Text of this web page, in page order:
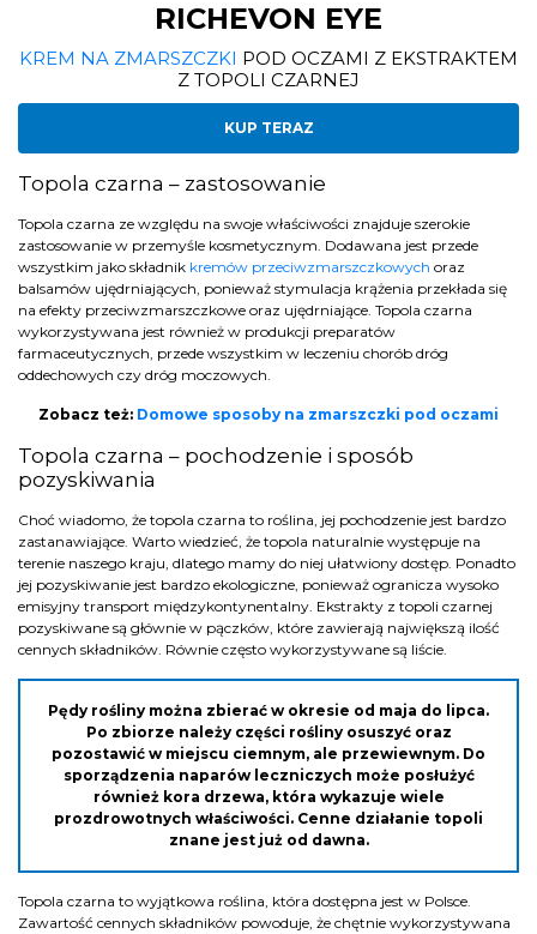
RICHEVON EYE
KREM NA ZMARSZCZKI POD OCZAMI Z EKSTRAKTEM
Z TOPOLI CZARNEJ
KUP TERAZ
Topola czarna – zastosowanie
Topola czarna ze względu na swoje właściwości znajduje szerokie
zastosowanie w przemyśle kosmetycznym. Dodawana jest przede
wszystkim jako składnik kremów przeciwzmarszczkowych oraz
balsamów ujędrniających, ponieważ stymulacja krążenia przekłada się
na efekty przeciwzmarszczkowe oraz ujędrniające. Topola czarna
wykorzystywana jest również w produkcji preparatów
farmaceutycznych, przede wszystkim w leczeniu chorób dróg
oddechowych czy dróg moczowych.
Zobacz też: Domowe sposoby na zmarszczki pod oczami
Topola czarna – pochodzenie i sposób
pozyskiwania
Choć wiadomo, że topola czarna to roślina, jej pochodzenie jest bardzo
zastanawiające. Warto wiedzieć, że topola naturalnie występuje na
terenie naszego kraju, dlatego mamy do niej ułatwiony dostęp. Ponadto
jej pozyskiwanie jest bardzo ekologiczne, ponieważ ogranicza wysoko
emisyjny transport międzykontynentalny. Ekstrakty z topoli czarnej
pozyskiwane są głównie w pączków, które zawierają największą ilość
cennych składników. Równie często wykorzystywane są liście.
Pędy rośliny można zbierać w okresie od maja do lipca.
Po zbiorze należy części rośliny osuszyć oraz
pozostawić w miejscu ciemnym, ale przewiewnym. Do
sporządzenia naparów leczniczych może posłużyć
również kora drzewa, która wykazuje wiele
prozdrowotnych właściwości. Cenne działanie topoli
znane jest już od dawna.
Topola czarna to wyjątkowa roślina, która dostępna jest w Polsce.
Zawartość cennych składników powoduje, że chętnie wykorzystywana